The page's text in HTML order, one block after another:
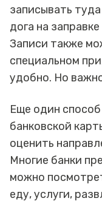
записывать
дога на
Записи также
специальном
удобно. Но
Еще один
банковской
оценить
Многие банки
можно
еду, услуги,